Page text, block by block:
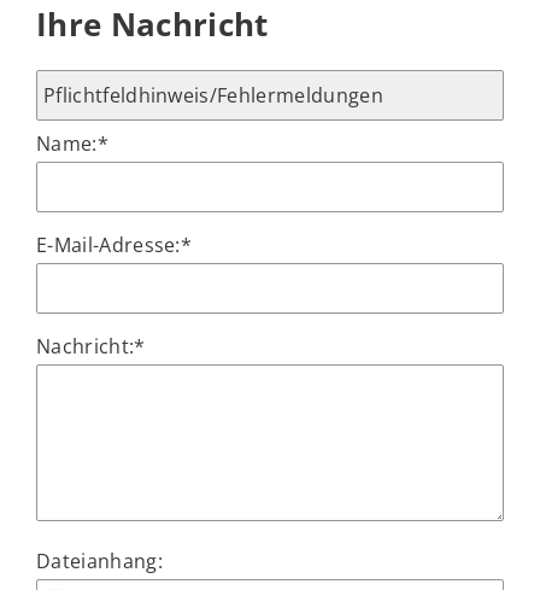
Ihre Nachricht
Name:*
E-Mail-Adresse:*
Nachricht:*
Dateianhang: